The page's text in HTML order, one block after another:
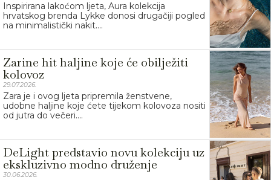
Inspirirana lakoćom ljeta, Aura kolekcija
hrvatskog brenda Lykke donosi drugačiji pogled
na minimalistički nakit....
Zarine hit haljine koje će obilježiti
kolovoz
29.07.2026.
Zara je i ovog ljeta pripremila ženstvene,
udobne haljine koje ćete tijekom kolovoza nositi
od jutra do večeri....
DeLight predstavio novu kolekciju uz
ekskluzivno modno druženje
30.06.2026.